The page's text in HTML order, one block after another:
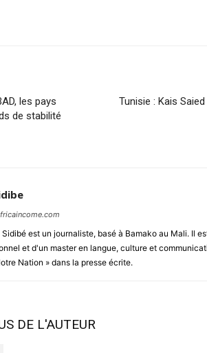
les pays
de stabilité
Tunisie : Kais
est un journaliste, basé à Bamako au Mali. Il
et d'un master en langue, culture et
Nation » dans la presse écrite.
DE L'AUTEUR